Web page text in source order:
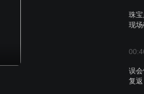
珠
现场
误
复返